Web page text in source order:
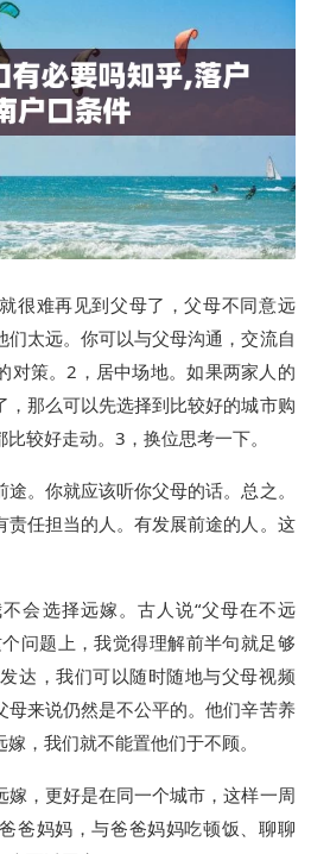
很难再见到父母了，父母不同意远
太远。你可以与父母沟通，交流自
对策。2，居中场地。如果两家人的
，那么可以先选择到比较好的城市购
较好走动。3，换位思考一下。
。你就应该听你父母的话。总之。
责任担当的人。有发展前途的人。这
会选择远嫁。古人说“父母在不远
问题上，我觉得理解前半句就足够
达，我们可以随时随地与父母视频
母来说仍然是不公平的。他们辛苦养
，我们就不能置他们于不顾。
嫁，更好是在同一个城市，这样一周
爸妈妈，与爸爸妈妈吃顿饭、聊聊